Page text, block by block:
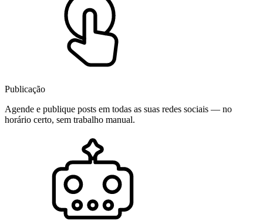
Publicação
Agende e publique posts em todas as suas redes sociais — no
horário certo, sem trabalho manual.